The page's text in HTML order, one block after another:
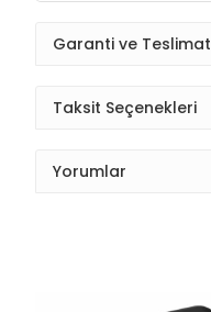
Garanti ve Teslimat
Taksit Seçenekleri
Yorumlar